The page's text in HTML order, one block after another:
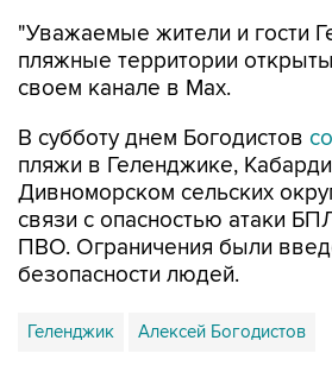
"Уважаемые жители и гости
пляжные территории
своем канале в Max.
В субботу днем Богодистов
пляжи в Геленджике,
Дивноморском сельских
связи с опасностью атаки
ПВО. Ограничения были
безопасности людей.
Геленджик Алексей Богодистов